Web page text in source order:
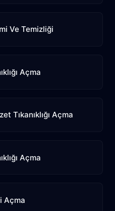
Ve Temizliği
Açma
Tıkanıklığı Açma
Açma
Açma